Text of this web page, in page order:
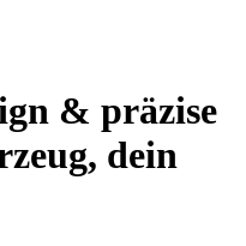
& präzise
dein